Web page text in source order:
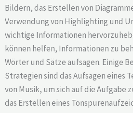
Bildern, das Erstellen von
Verwendung von Highlighting und
wichtige Informationen
können helfen, Informationen zu
Wörter und Sätze aufsagen. Einige
Strategien sind das Aufsagen eines
von Musik, um sich auf die Aufgabe
das Erstellen eines